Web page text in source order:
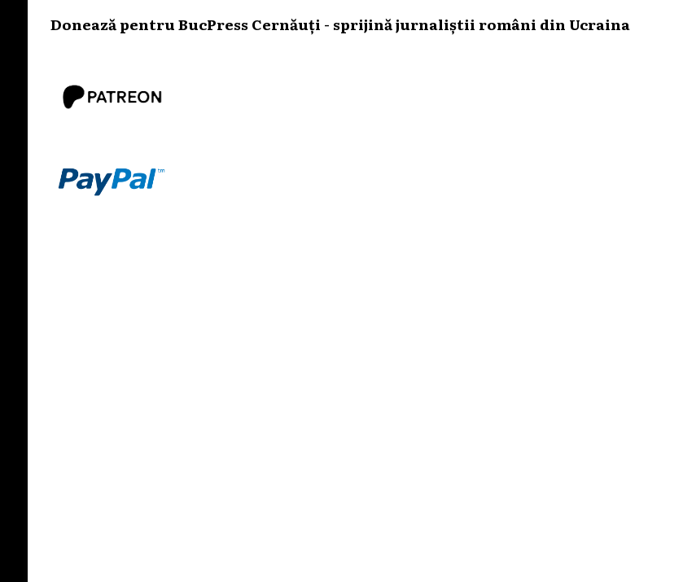
Donează pentru BucPress Cernăuți - sprijină jurnaliștii români din Ucraina